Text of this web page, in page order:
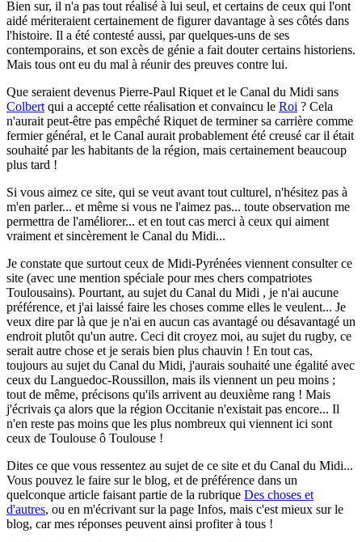
Bien sur, il n'a pas tout réalisé à lui seul, et certains de ceux qui l'ont
aidé mériteraient certainement de figurer davantage à ses côtés dans
l'histoire. Il a été contesté aussi, par quelques-uns de ses
contemporains, et son excès de génie a fait douter certains historiens.
Mais tous ont eu du mal à réunir des preuves contre lui.
Que seraient devenus Pierre-Paul Riquet et le Canal du Midi sans
Colbert qui a accepté cette réalisation et convaincu le Roi ? Cela
n'aurait peut-être pas empêché Riquet de terminer sa carrière comme
fermier général, et le Canal aurait probablement été creusé car il était
souhaité par les habitants de la région, mais certainement beaucoup
plus tard !
Si vous aimez ce site, qui se veut avant tout culturel, n'hésitez pas à
m'en parler... et même si vous ne l'aimez pas... toute observation me
permettra de l'améliorer... et en tout cas merci à ceux qui aiment
vraiment et sincèrement le Canal du Midi...
Je constate que surtout ceux de Midi-Pyrénées viennent consulter ce
site (avec une mention spéciale pour mes chers compatriotes
Toulousains). Pourtant, au sujet du Canal du Midi , je n'ai aucune
préférence, et j'ai laissé faire les choses comme elles le veulent... Je
veux dire par là que je n'ai en aucun cas avantagé ou désavantagé un
endroit plutôt qu'un autre. Ceci dit croyez moi, au sujet du rugby, ce
serait autre chose et je serais bien plus chauvin ! En tout cas,
toujours au sujet du Canal du Midi, j'aurais souhaité une égalité avec
ceux du Languedoc-Roussillon, mais ils viennent un peu moins ;
tout de même, précisons qu'ils arrivent au deuxième rang ! Mais
j'écrivais ça alors que la région Occitanie n'existait pas encore... Il
n'en reste pas moins que les plus nombreux qui viennent ici sont
ceux de Toulouse ô Toulouse !
Dites ce que vous ressentez au sujet de ce site et du Canal du Midi...
Vous pouvez le faire sur le blog, et de préférence dans un
quelconque article faisant partie de la rubrique Des choses et
d'autres, ou en m'écrivant sur la page Infos, mais c'est mieux sur le
blog, car mes réponses peuvent ainsi profiter à tous !